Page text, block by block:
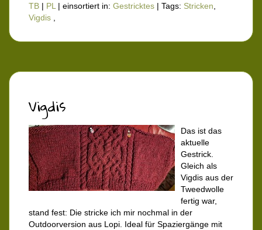
TB | PL| einsortiert in: Gestricktes | Tags: Stricken,
Vigdis ,
Vigdis
Das ist das
aktuelle
Gestrick.
Gleich als
Vigdis aus der
Tweedwolle
fertig war,
stand fest: Die stricke ich mir nochmal in der
Outdoorversion aus Lopi. Ideal für Spaziergänge mit